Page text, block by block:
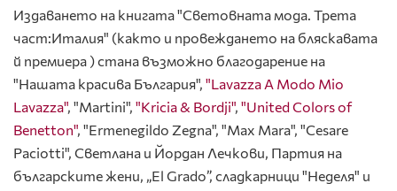
Издаването на книгата "Световната мода. Трета
част:Италия" (както и провеждането на бляскавата
й премиера ) стана възможно благодарение на
"Нашата красива България", "Lavazza A Modo Mio
Lavazza", "Martini", "Kricia & Bordji", "United Colors of
Benetton", "Ermenegildo Zegna", "Max Mara", "Cesare
Paciotti", Светлана и Йордан Лечкови, Партия на
българските жени, „El Grado”, сладкарници "Неделя" и